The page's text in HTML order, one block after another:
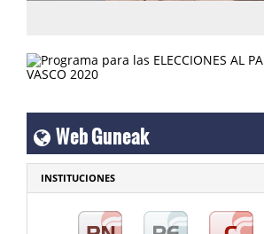
Web Guneak
INSTITUCIONES